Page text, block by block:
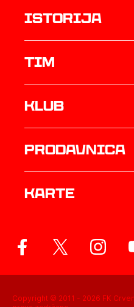
istorija
TIM
Klub
prodavnica
Karte
Copyright © 2011 - 2026 FK